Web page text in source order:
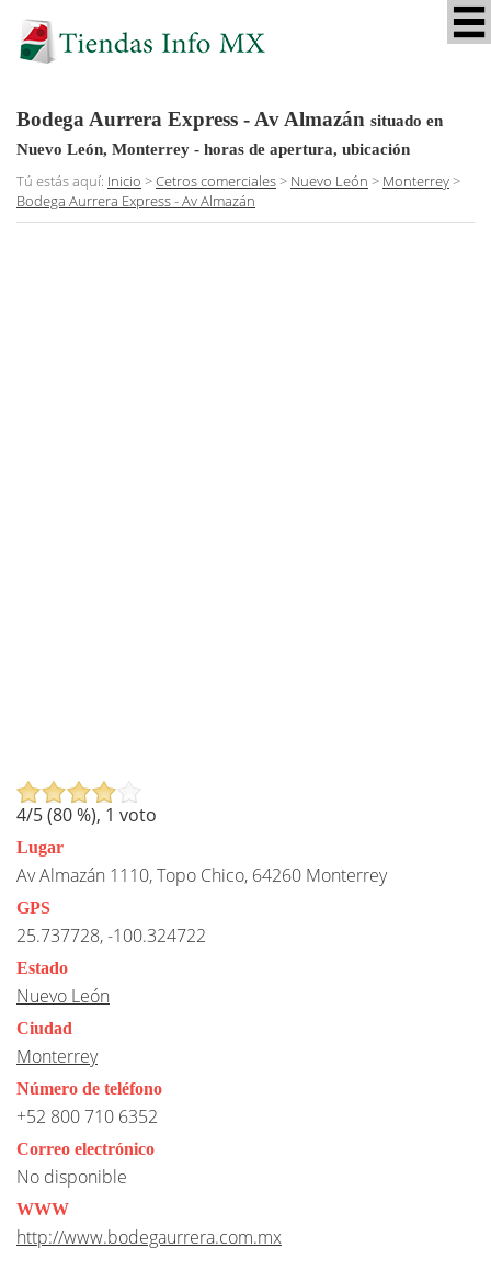
Bodega Aurrera Express - Av Almazán situado en
Nuevo León, Monterrey - horas de apertura, ubicación
Tú estás aquí: Inicio >Cetros comerciales> Nuevo León > Monterrey>
Bodega Aurrera Express - Av Almazán
4/5 (80%), 1 voto
Lugar
Av Almazán 1110, Topo Chico, 64260 Monterrey
GPS
25.737728, -100.324722
Estado
Nuevo León
Ciudad
Monterrey
Número de teléfono
+52 800 710 6352
Correo electrónico
No disponible
WWW
http://www.bodegaurrera.com.mx